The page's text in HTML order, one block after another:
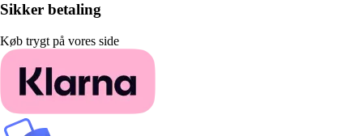
Sikker betaling
Køb trygt på vores side